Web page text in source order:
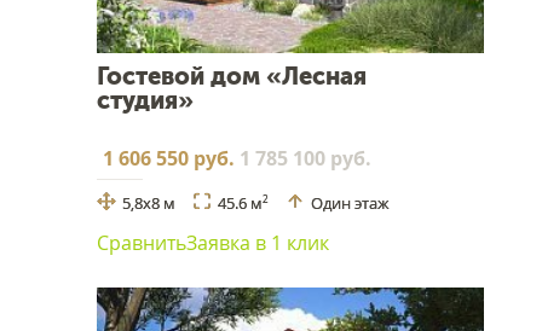
Гостевой дом «Лесная
студия»
1 606 550 руб. 1 785 100 руб.
5,8x8 м 45.6 м2 Один этаж
СравнитьЗаявка в 1 клик